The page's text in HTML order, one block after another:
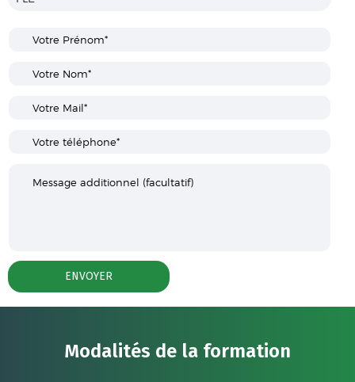
Modalités de la formation